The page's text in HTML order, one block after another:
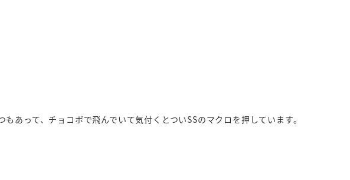
あって、チョコボで飛んでいて気付くとついSSのマクロを押しています。